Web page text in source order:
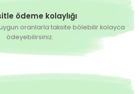
ödeme kolaylığı
oranlarla taksite bölebilir kolayca
ödeyebilirsiniz.